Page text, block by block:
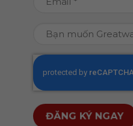
MM
YYYY